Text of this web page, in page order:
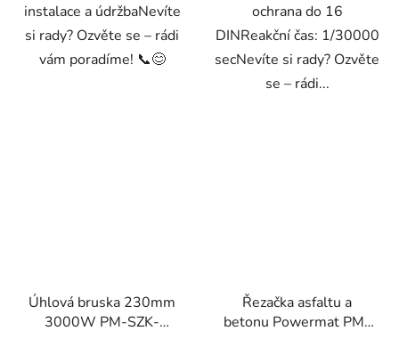
instalace a údržbaNevíte
si rady? Ozvěte se – rádi
vám poradíme! 📞😊
ochrana do 16
DINReakční čas: 1/30000
secNevíte si rady? Ozvěte
se – rádi...
Úhlová bruska 230mm
3000W PM-SZK-
Řezačka asfaltu a
betonu Powermat PM-